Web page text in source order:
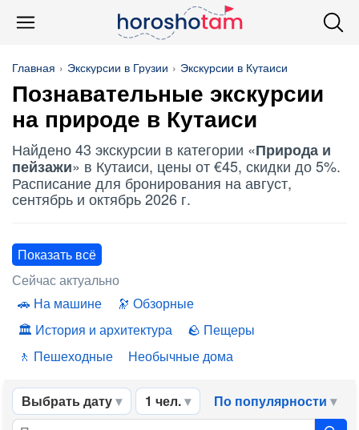
Главная Экскурсии в Грузии Экскурсии в Кутаиси
Познавательные экскурсии
на природе в Кутаиси
Найдено 43 экскурсии в категории «Природа и
пейзажи» в Кутаиси, цены от €45, скидки до 5%.
Расписание для бронирования на август,
сентябрь и октябрь 2026 г.
Показать всё
Сейчас актуально
На машине
Обзорные
История и архитектура
Пещеры
Пешеходные
Необычные дома
Выбрать дату 1 чел. По популярности